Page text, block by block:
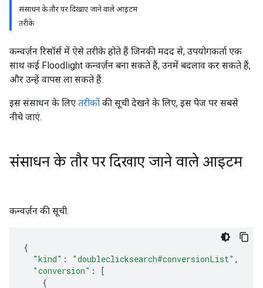
संसाधन के तौर पर दिखाए जाने वाले आइटम
तरीके
कन्वर्ज़न रिसॉर्स में ऐसे तरीके होते हैं जिनकी मदद से, उपयोगकर्ता एक
साथ कई Floodlight कन्वर्ज़न बना सकते हैं, उनमें बदलाव कर सकते हैं,
और उन्हें वापस ला सकते हैं.
इस संसाधन के लिए तरीकों की सूची देखने के लिए, इस पेज पर सबसे
नीचे जाएं.
संसाधन के तौर पर दिखाए जाने वाले आइटम
कन्वर्ज़न की सूची.
"kind" : "doubleclicksearch#conversionList" ,
"conversion" :
[